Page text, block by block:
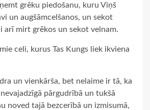
grēku piedošanu, kuru Viņš
un augšāmcelšanos, un sekot
arī mirt grēkos un sekot velnam.
celi, kurus Tas Kungs liek ikviena
un vienkārša, bet nelaime ir tā, ka
pārgudrībā un tukšā
noved tajā bezcerībā un izmisumā,